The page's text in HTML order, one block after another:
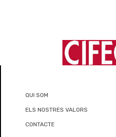
QUI SOM
ELS NOSTRES VALORS
CONTACTE